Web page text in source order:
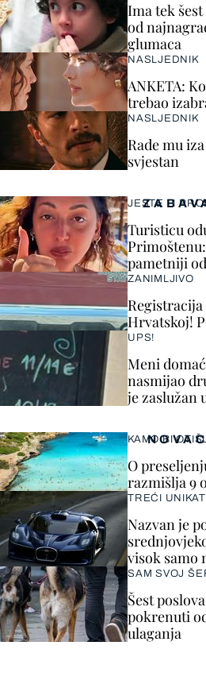
JESTE LI
Turisticu
pametniji
ZANIMLJIVO
Hrvatskoj!
UPS!
Meni
nasmijao
je zaslužan
Ima tek
od
glumaca
NASLJEDNIK
ANKETA:
trebao
NASLJEDNIK
Rade mu
svjestan
KAMO BI
O
razmišlja 9
TREĆI
Nazvan je
visok samo
SAM SVOJ
Šest
pokrenuti
ulaganja